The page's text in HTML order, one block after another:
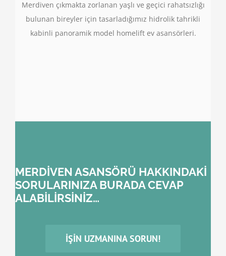
Merdiven çıkmakta zorlanan yaşlı ve geçici rahatsızlığı
bulunan bireyler için tasarladığımız hidrolik tahrikli
kabinli panoramik model homelift ev asansörleri.
MERDİVEN ASANSÖRÜ HAKKINDAKİ
SORULARINIZA BURADA CEVAP
ALABİLİRSİNİZ…
İŞIN UZMANINA SORUN!